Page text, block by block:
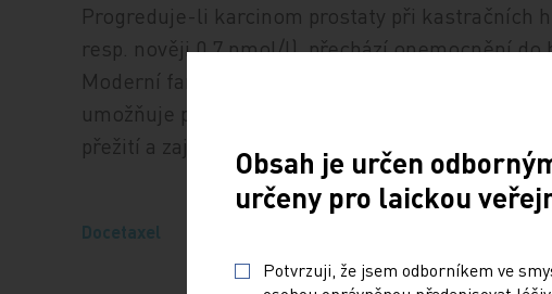
Progreduje-li karcinom prostaty při kastračních
resp. nověji 0,7 nmol/l), přechází onemocnění
Moderní farmakoterapie, resp. cytotoxická léčba
umožňuje pacientům s hormonálně
přežití a zajistit uspokojivou kvalitu života, úmrtí
Docetaxel
Obsah je určen
určeny pro laickou
Potvrzuji, že jsem odborníkem ve